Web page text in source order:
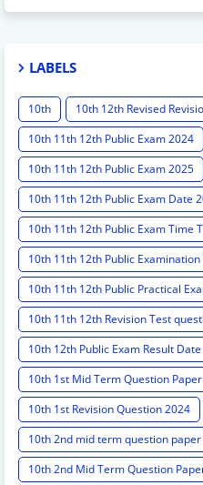
LABELS
10th
10th 12th Revised
10th 11th 12th Public Exam 2024
10th 11th 12th Public Exam 2025
10th 11th 12th Public Exam Date
10th 11th 12th Public Exam Time
10th 11th 12th Public
10th 11th 12th Public Practical
10th 11th 12th Revision Test
10th 12th Public Exam Result Date
10th 1st Mid Term Question Paper
10th 1st Revision Question 2024
10th 2nd mid term question paper
10th 2nd Mid Term Question